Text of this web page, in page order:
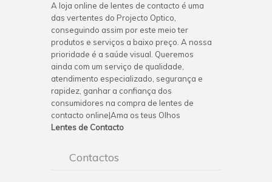
A loja online de lentes de contacto é uma
das vertentes do Projecto Optico,
conseguindo assim por este meio ter
produtos e serviços a baixo preço. A nossa
prioridade é a saúde visual. Queremos
ainda com um serviço de qualidade,
atendimento especializado, segurança e
rapidez, ganhar a confiança dos
consumidores na compra de lentes de
contacto online|Ama os teus Olhos
Lentes de Contacto
Contactos